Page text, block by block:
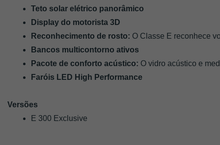
Teto solar elétrico panorâmico
Display do motorista 3D
Reconhecimento de rosto: O Classe E reconhece
Bancos multicontorno ativos
Pacote de conforto acústico: O vidro acústico e
Faróis LED High Performance
Versões
E 300 Exclusive